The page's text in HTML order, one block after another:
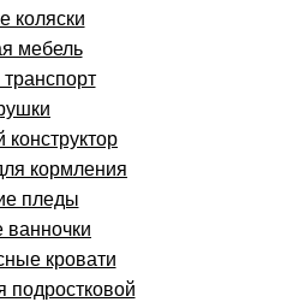
коляски
мебель
конструктор
кормления
пледы
ванночки
кровати
подростковой